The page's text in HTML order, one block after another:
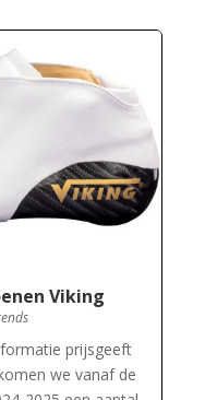
Viking
prijsgeeft
we vanaf de